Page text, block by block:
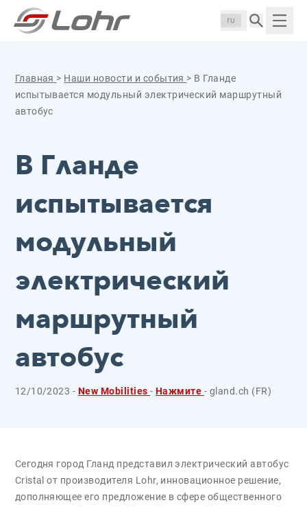
Перейти к содержанию
Langue :
Главная > Наши новости и события > В Гланде
испытывается модульный электрический маршрутный
автобус
В Гланде
испытывается
модульный
электрический
маршрутный
автобус
12/10/2023 - New Mobilities-Нажмите - gland.ch (FR)
Сегодня город Гланд представил электрический автобус
Cristal от производителя Lohr, инновационное решение,
дополняющее его предложение в сфере общественного
Панель управления cookies